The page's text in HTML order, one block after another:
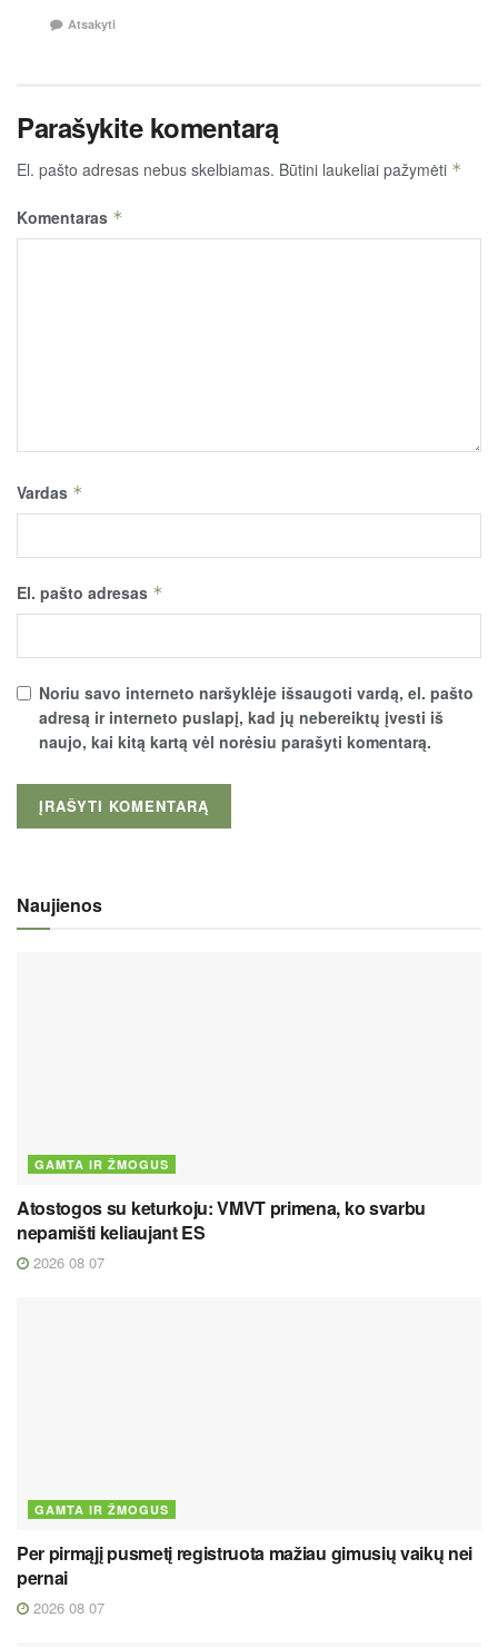
Atsakyti
Parašykite komentarą
El. pašto adresas nebus skelbiamas. Būtini laukeliai pažymėti *
Komentaras *
Vardas *
El. pašto adresas *
Noriu savo interneto naršyklėje išsaugoti vardą, el. pašto
adresą ir interneto puslapį, kad jų nebereiktų įvesti iš
naujo, kai kitą kartą vėl norėsiu parašyti komentarą.
Naujienos
GAMTA IR ŽMOGUS
Atostogos su keturkoju: VMVT primena, ko svarbu
nepamišti keliaujant ES
2026 08 07
GAMTA IR ŽMOGUS
Per pirmąjį pusmetį registruota mažiau gimusių vaikų nei
pernai
2026 08 07